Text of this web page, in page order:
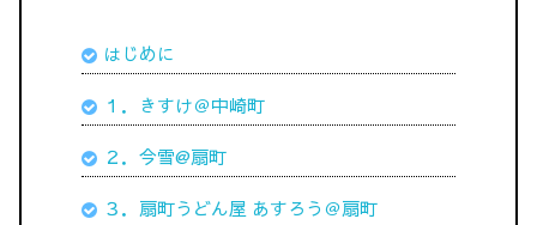
はじめに
１．きすけ＠中崎町
２．今雪@扇町
３．扇町うどん屋 あすろう＠扇町